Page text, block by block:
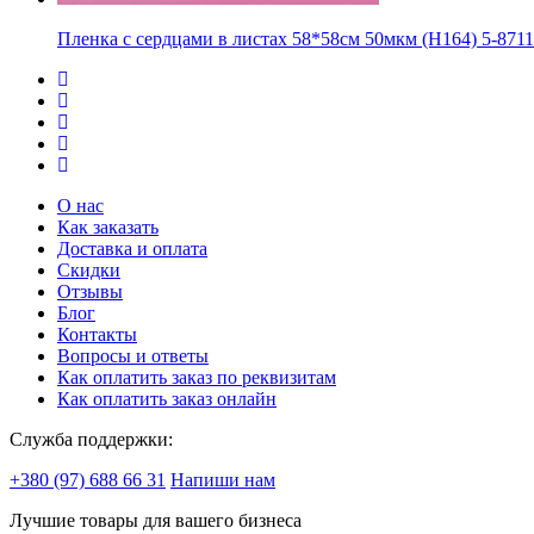
Пленка с сердцами в листах 58*58см 50мкм (Н164) 5-
О нас
Как заказать
Доставка и оплата
Скидки
Отзывы
Блог
Контакты
Вопросы и ответы
Как оплатить заказ по реквизитам
Как оплатить заказ онлайн
Служба поддержки:
+380 (97) 688 66 31 Напиши нам
Лучшие товары для вашего бизнеса